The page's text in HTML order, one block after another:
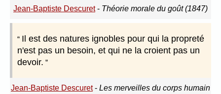
Jean-Baptiste Descuret- Théorie morale du goût (1847)
Il est des natures ignobles pour qui la propreté
n'est pas un besoin, et qui ne la croient pas un
devoir.
Jean-Baptiste Descuret- Les merveilles du corps humain